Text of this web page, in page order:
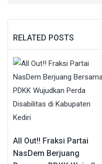
RELATED POSTS
All Out!! Fraksi Partai
NasDem Berjuang